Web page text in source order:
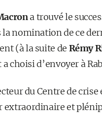
a trouvé le
nomination de ce
(à la suite de Rémy
a choisi d’envoyer à
du Centre de
extraordinaire et